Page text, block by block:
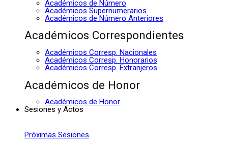
Académicos de Número
Académicos Supernumerarios
Académicos de Número Anteriores
Académicos Correspondientes
Académicos Corresp. Nacionales
Académicos Corresp. Honorarios
Académicos Corresp. Extranjeros
Académicos de Honor
Académicos de Honor
Sesiones y Actos
Próximas Sesiones